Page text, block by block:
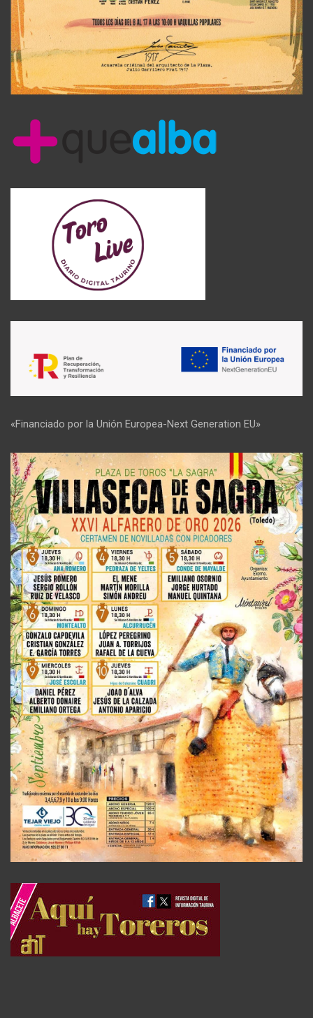
«Financiado por la Unión Europea-Next Generation EU»